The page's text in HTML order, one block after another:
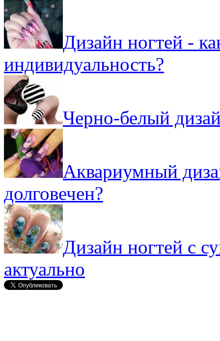
Дизайн ногтей -
индивидуальность?
Черно-белый
Аквариумный
долговечен?
Дизайн ногтей с
актуально